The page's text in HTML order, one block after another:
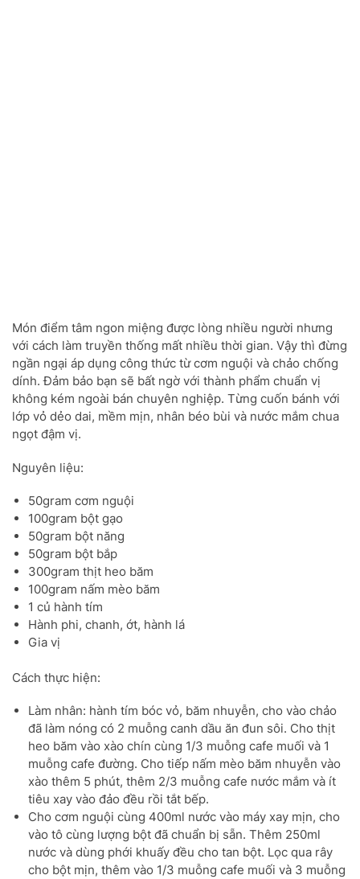
Món điểm tâm ngon miệng được lòng nhiều người nhưng
với cách làm truyền thống mất nhiều thời gian. Vậy thì đừng
ngần ngại áp dụng công thức từ cơm nguội và chảo chống
dính. Đảm bảo bạn sẽ bất ngờ với thành phẩm chuẩn vị
không kém ngoài bán chuyên nghiệp. Từng cuốn bánh với
lớp vỏ dẻo dai, mềm mịn, nhân béo bùi và nước mắm chua
ngọt đậm vị.
Nguyên liệu:
50gram cơm nguội
100gram bột gạo
50gram bột năng
50gram bột bắp
300gram thịt heo băm
100gram nấm mèo băm
1 củ hành tím
Hành phi, chanh, ớt, hành lá
Gia vị
Cách thực hiện:
Làm nhân: hành tím bóc vỏ, băm nhuyễn, cho vào chảo
đã làm nóng có 2 muỗng canh dầu ăn đun sôi. Cho thịt
heo băm vào xào chín cùng 1/3 muỗng cafe muối và 1
muỗng cafe đường. Cho tiếp nấm mèo băm nhuyễn vào
xào thêm 5 phút, thêm 2/3 muỗng cafe nước mắm và ít
tiêu xay vào đảo đều rồi tắt bếp.
Cho cơm nguội cùng 400ml nước vào máy xay mịn, cho
vào tô cùng lượng bột đã chuẩn bị sẵn. Thêm 250ml
nước và dùng phới khuấy đều cho tan bột. Lọc qua rây
cho bột mịn, thêm vào 1/3 muỗng cafe muối và 3 muỗng